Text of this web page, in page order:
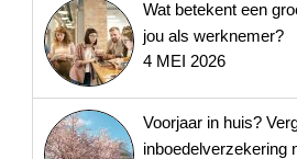
Wat betekent een
jou als werknemer?
4 MEI 2026
Voorjaar in huis?
inboedelverzekering